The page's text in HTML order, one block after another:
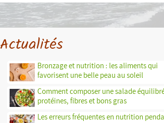
Actualités
Bronzage et nutrition : les aliments qui
favorisent une belle peau au soleil
Comment composer une salade
protéines, fibres et bons gras
Les erreurs fréquentes en nutrition